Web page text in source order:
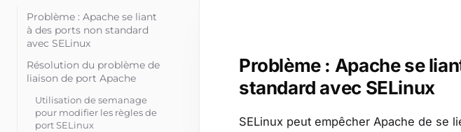
Problème : Apache se liant
à des ports non standard
avec SELinux
Résolution du problème de
liaison de port Apache
Utilisation de semanage
pour modifier les règles de
port SELinux
Problème : Apache se
standard avec SELinux
SELinux peut empêcher Apache de se